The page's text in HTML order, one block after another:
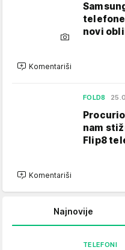
novi
Komentariši
FOLD8
nam
Flip8
Komentariši
Najnovije
TELEFONI